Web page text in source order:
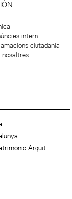
intern
ciutadania
nosaltres
Arquit.